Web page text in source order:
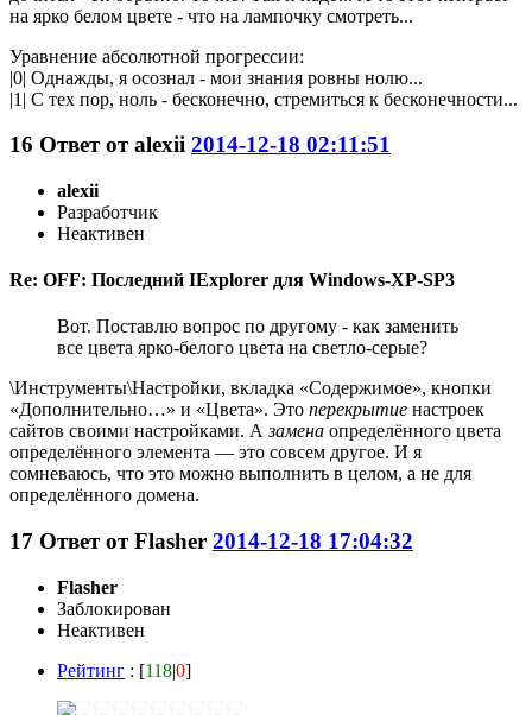
на ярко белом цвете - что на лампочку смотреть...
Уравнение абсолютной прогрессии:
|0| Однажды, я осознал - мои знания ровны нолю...
|1| С тех пор, ноль - бесконечно, стремиться к бесконечности...
16 Ответ отalexii 2014-12-18 02:11:51
alexii
Разработчик
Неактивен
Re: OFF: Последний IExplorer для Windows-XP-SP3
Вот. Поставлю вопрос по другому - как заменить
все цвета ярко-белого цвета на светло-серые?
\Инструменты\Настройки, вкладка «Содержимое», кнопки
«Дополнительно…» и «Цвета». Это перекрытие настроек
сайтов своими настройками. Азамена определённого цвета
определённого элемента — это совсем другое. И я
сомневаюсь, что это можно выполнить в целом, а не для
определённого домена.
17 Ответ отFlasher 2014-12-18 17:04:32
Flasher
Заблокирован
Неактивен
Рейтинг : [118|0]